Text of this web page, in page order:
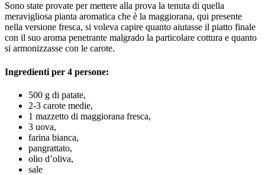
Sono state provate per mettere alla prova la tenuta di quella
meravigliosa pianta aromatica che è la maggiorana, qui presente
nella versione fresca, si voleva capire quanto aiutasse il piatto finale
con il suo aroma penetrante malgrado la particolare cottura e quanto
si armonizzasse con le carote.
Ingredienti per 4 persone:
500 g di patate,
2-3 carote medie,
1 mazzetto di maggiorana fresca,
3 uova,
farina bianca,
pangrattato,
olio d’oliva,
sale